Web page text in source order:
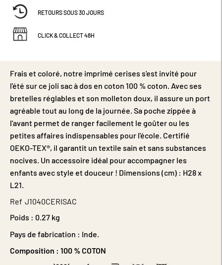
RETOURS SOUS 30 JOURS
CLICK & COLLECT 48H
Frais et coloré, notre imprimé cerises s'est invité pour
l'été sur ce joli sac à dos en coton 100 % coton. Avec ses
bretelles réglables et son molleton doux, il assure un port
agréable tout au long de la journée. Sa poche zippée à
l'avant permet de ranger facilement le goûter ou les
petites affaires indispensables pour l'école. Certifié
OEKO-TEX®, il garantit un textile sain et sans substances
nocives. Un accessoire idéal pour accompagner les
enfants avec style et douceur ! Dimensions (cm) : H28 x
L21.
Ref J1040CERISAC
Poids : 0.27 kg
Pays de fabrication : Inde.
Composition : 100 % COTON